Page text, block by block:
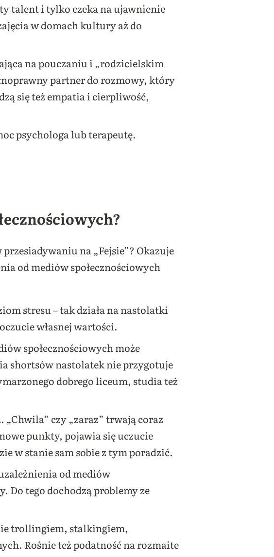
talent i tylko czeka na ujawnienie
w domach kultury aż do
na pouczaniu i „rodzicielskim
partner do rozmowy, który
się też empatia i cierpliwość,
psychologa lub terapeutę.
na „Fejsie”? Okazuje
od mediów społecznościowych
stresu – tak działa na nastolatki
własnej wartości.
społecznościowych może
shortsów nastolatek nie przygotuje
dobrego liceum, studia też
czy „zaraz” trwają coraz
punkty, pojawia się uczucie
w stanie sam sobie z tym poradzić.
od mediów
Do tego dochodzą problemy ze
trollingiem, stalkingiem,
Rośnie też podatność na rozmaite